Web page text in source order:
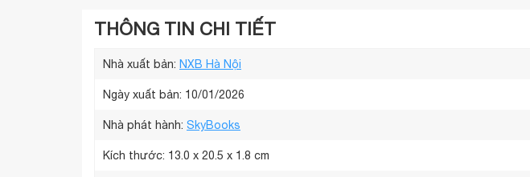
THÔNG TIN CHI TIẾT
Nhà xuất bản: NXB Hà Nội
Ngày xuất bản: 10/01/2026
Nhà phát hành: SkyBooks
Kích thước: 13.0 x 20.5 x 1.8 cm